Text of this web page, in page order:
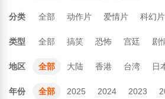
分类 全部 动作片 爱情片 科幻片
类型 全部 搞笑 恐怖 宫廷 剧
地区 全部 大陆 香港 台湾 日
年份 全部 2025 2024 2023